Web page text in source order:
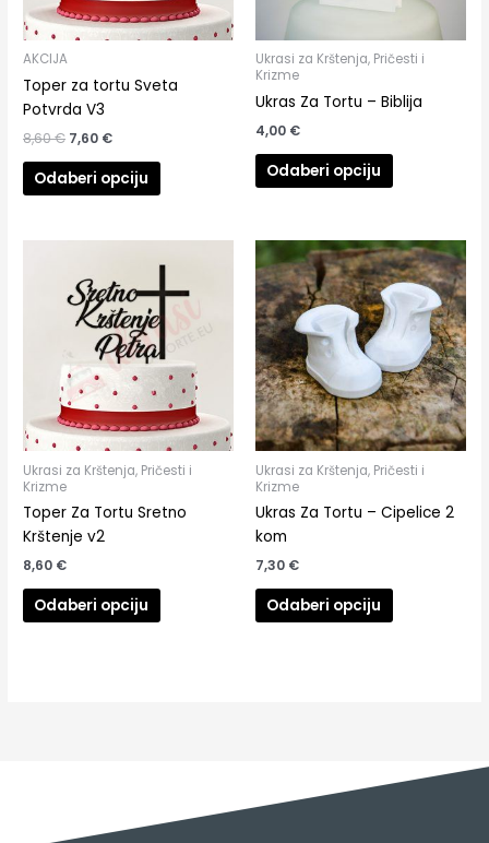
AKCIJA
Toper za tortu Sveta
Potvrda V3
8,60€ 7,60 €
Odaberi opciju
Ukrasi za Krštenja, Pričesti i
Krizme
Ukras Za Tortu – Biblija
4,00 €
Odaberi opciju
Ukrasi za Krštenja, Pričesti i
Krizme
Toper Za Tortu Sretno
Krštenje v2
8,60 €
Odaberi opciju
Ukrasi za Krštenja, Pričesti i
Krizme
Ukras Za Tortu – Cipelice 2
kom
7,30 €
Odaberi opciju